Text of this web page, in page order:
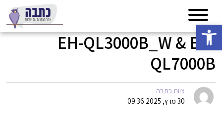
פתח סרגל נגישות
EH-QL3000B_W & EH-
QL7000B
צוות כתבה
30 מרץ, 2025 09:36